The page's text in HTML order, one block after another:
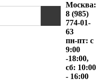
Москва:
8 (985)
774-01-
63
пн-пт: с
9:00
-18:00,
сб: 10:00
- 16:00